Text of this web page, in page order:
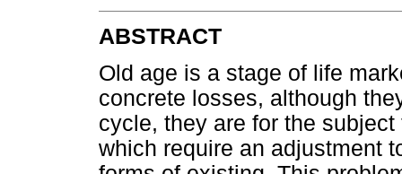
ABSTRACT
Old age is a stage of life
concrete losses, although
cycle, they are for the
which require an adjustment